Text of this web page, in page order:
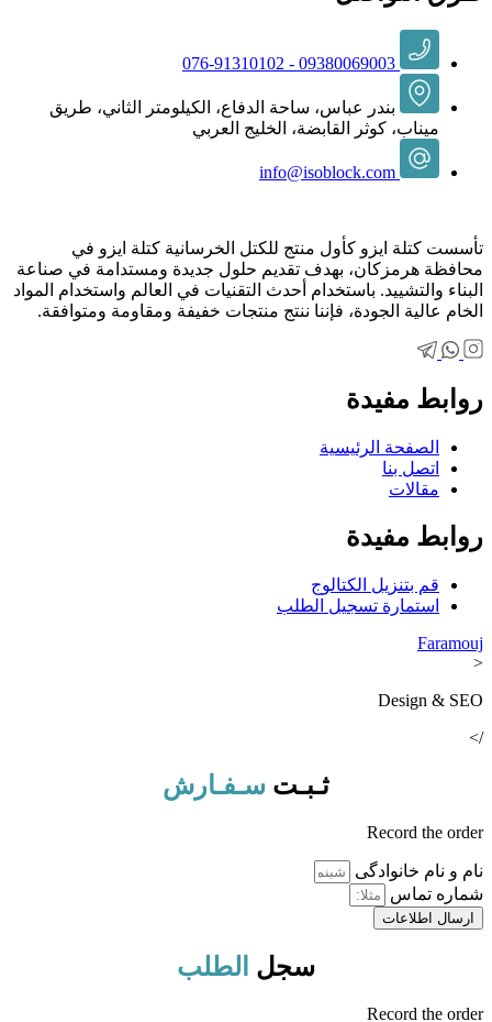
09380069003 - 076-91310102
بندر عباس، ساحة الدفاع، الكيلومتر الثاني، طريق
ميناب، كوثر القابضة، الخليج العربي
info@isoblock.com
تأسست كتلة ايزو كأول منتج للكتل الخرسانية كتلة ايزو في
محافظة هرمزكان، بهدف تقديم حلول جديدة ومستدامة في صناعة
البناء والتشييد. باستخدام أحدث التقنيات في العالم واستخدام المواد
الخام عالية الجودة، فإننا ننتج منتجات خفيفة ومقاومة ومتوافقة.
روابط مفيدة
الصفحة الرئيسية
اتصل بنا
مقالات
روابط مفيدة
قم بتنزيل الكتالوج
استمارة تسجيل الطلب
Faramouj
<
Design & SEO
/>
ثـبـت سـفـارش
Record the order
نام و نام خانوادگی
شماره تماس
ارسال اطلاعات
سجل الطلب
Record the order